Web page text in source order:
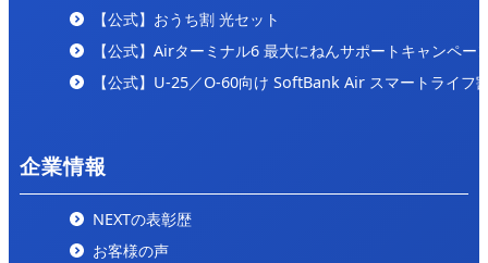
【公式】おうち割 光セット
【公式】Airターミナル6 最大にねんサポートキャンペー
【公式】U-25／O-60向け SoftBank Air スマートライフ
企業情報
NEXTの表彰歴
お客様の声